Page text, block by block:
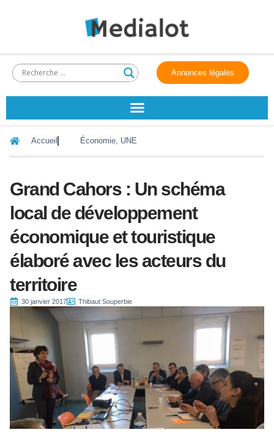
Annonces légales
Accueil Économie, UNE
Grand Cahors : Un schéma
local de développement
économique et touristique
élaboré avec les acteurs du
territoire
30 janvier 2017 Thibaut Souperbie